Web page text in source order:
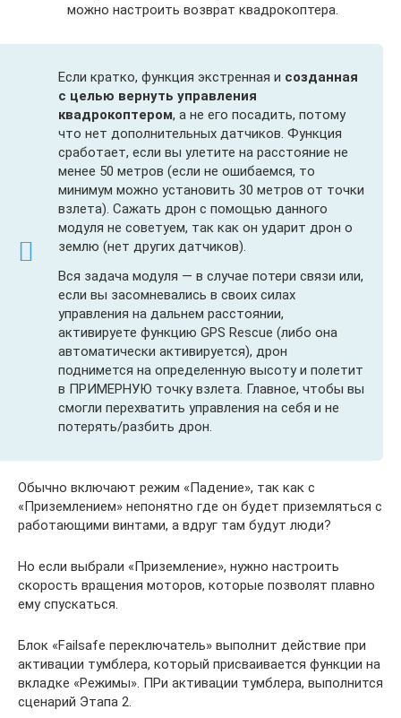
можно настроить возврат квадрокоптера.
Если кратко, функция экстренная и созданная
с целью вернуть управления
квадрокоптером, а не его посадить, потому
что нет дополнительных датчиков. Функция
сработает, если вы улетите на расстояние не
менее 50 метров (если не ошибаемся, то
минимум можно установить 30 метров от точки
взлета). Сажать дрон с помощью данного
модуля не советуем, так как он ударит дрон о
землю (нет других датчиков).
Вся задача модуля — в случае потери связи или,
если вы засомневались в своих силах
управления на дальнем расстоянии,
активируете функцию GPS Rescue (либо она
автоматически активируется), дрон
поднимется на определенную высоту и полетит
в ПРИМЕРНУЮ точку взлета. Главное, чтобы вы
смогли перехватить управления на себя и не
потерять/разбить дрон.
Обычно включают режим «Падение», так как с
«Приземлением» непонятно где он будет приземляться с
работающими винтами, а вдруг там будут люди?
Но если выбрали «Приземление», нужно настроить
скорость вращения моторов, которые позволят плавно
ему спускаться.
Блок «Failsafe переключатель» выполнит действие при
активации тумблера, который присваивается функции на
вкладке «Режимы». ПРи активации тумблера, выполнится
сценарий Этапа 2.